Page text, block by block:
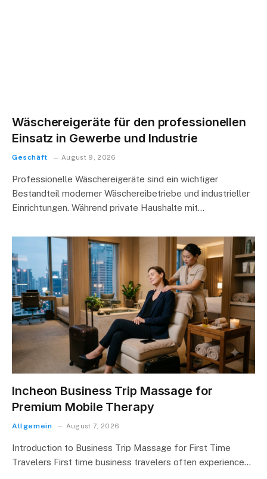
Wäschereigeräte für den professionellen
Einsatz in Gewerbe und Industrie
Geschäft August 9, 2026
Professionelle Wäschereigeräte sind ein wichtiger
Bestandteil moderner Wäschereibetriebe und industrieller
Einrichtungen. Während private Haushalte mit…
Incheon Business Trip Massage for
Premium Mobile Therapy
Allgemein August 7, 2026
Introduction to Business Trip Massage for First Time
Travelers First time business travelers often experience…